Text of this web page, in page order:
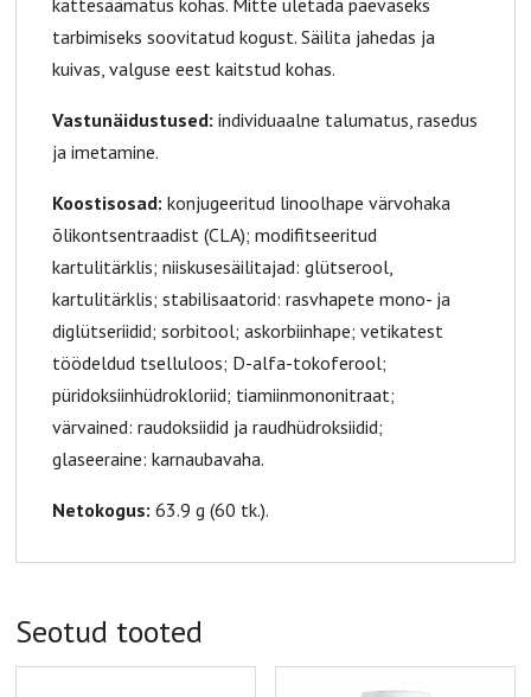
tarbimiseks soovitatud kogust. Säilita jahedas ja
kuivas, valguse eest kaitstud kohas.
Vastunäidustused: individuaalne talumatus, rasedus
ja imetamine.
Koostisosad: konjugeeritud linoolhape värvohaka
õlikontsentraadist (CLA); modifitseeritud
kartulitärklis; niiskusesäilitajad: glütserool,
kartulitärklis; stabilisaatorid: rasvhapete mono- ja
diglütseriidid; sorbitool; askorbiinhape; vetikatest
töödeldud tselluloos; D-alfa-tokoferool;
püridoksiinhüdrokloriid; tiamiinmononitraat;
värvained: raudoksiidid ja raudhüdroksiidid;
glaseeraine: karnaubavaha.
Netokogus: 63.9 g (60 tk.).
Seotud tooted